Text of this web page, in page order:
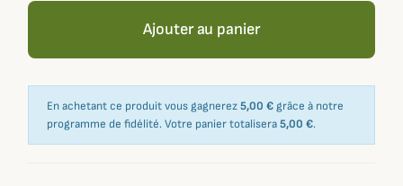
Ajouter au panier
En achetant ce produit vous gagnerez5,00 € grâce à notre
programme de fidélité. Votre panier totalisera5,00 €.